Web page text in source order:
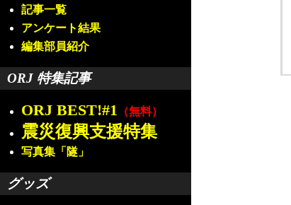
記事一覧
アンケート結果
編集部員紹介
ORJ 特集記事
ORJ BEST!#1 （無料）
震災復興支援特集
写真集「隧」
グッズ